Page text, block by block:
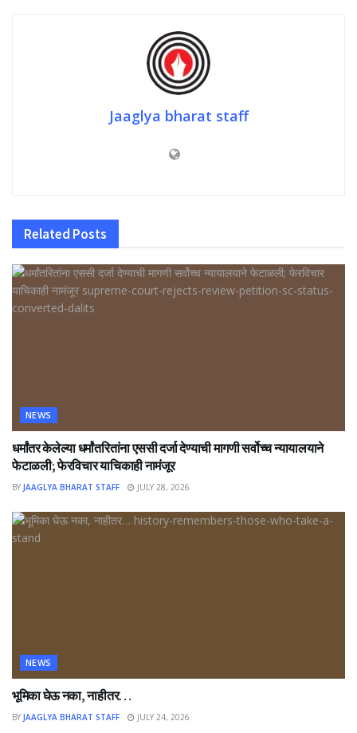
Jaaglya bharat staff
Related Posts
NEWS
धर्मांतर केलेल्या धर्मांतरितांना एससी दर्जा देण्याची मागणी सर्वोच्च न्यायालयाने
फेटाळली; फेरविचार याचिकाही नामंजूर
BY JAAGLYA BHARAT STAFF JULY 28, 2026
NEWS
भूमिका घेऊ नका, नाहीतर…
BY JAAGLYA BHARAT STAFF JULY 24, 2026